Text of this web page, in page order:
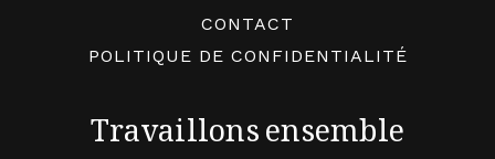
CONTACT
POLITIQUE DE CONFIDENTIALITÉ
Travaillons ensemble